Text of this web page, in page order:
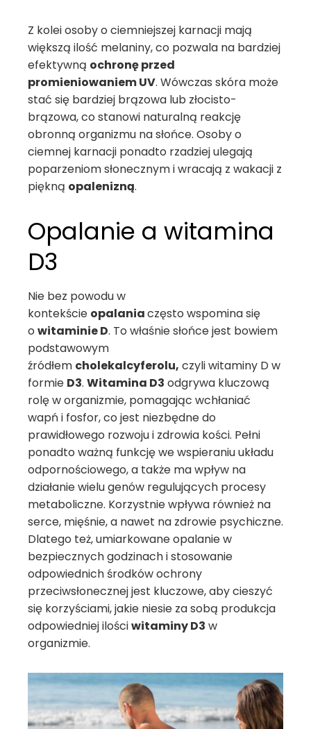
Z kolei osoby o ciemniejszej karnacji mają
większą ilość melaniny, co pozwala na bardziej
efektywną ochronę przed
promieniowaniem UV. Wówczas skóra może
stać się bardziej brązowa lub złocisto-
brązowa, co stanowi naturalną reakcję
obronną organizmu na słońce. Osoby o
ciemnej karnacji ponadto rzadziej ulegają
poparzeniom słonecznym i wracają z wakacji z
piękną opalenizną.
Opalanie a witamina
D3
Nie bez powodu w
kontekście opalaniaczęsto wspomina się
o witaminie D. To właśnie słońce jest bowiem
podstawowym
źródłem cholekalcyferolu, czyli witaminy D w
formie D3. Witamina D3 odgrywa kluczową
rolę w organizmie, pomagając wchłaniać
wapń i fosfor, co jest niezbędne do
prawidłowego rozwoju i zdrowia kości. Pełni
ponadto ważną funkcję we wspieraniu układu
odpornościowego, a także ma wpływ na
działanie wielu genów regulujących procesy
metaboliczne. Korzystnie wpływa również na
serce, mięśnie, a nawet na zdrowie psychiczne.
Dlatego też, umiarkowane opalanie w
bezpiecznych godzinach i stosowanie
odpowiednich środków ochrony
przeciwsłonecznej jest kluczowe, aby cieszyć
się korzyściami, jakie niesie za sobą produkcja
odpowiedniej ilościwitaminy D3 w
organizmie.